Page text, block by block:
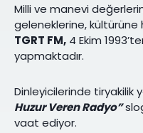
Milli ve manevi
geleneklerine,
TGRT FM, 4 Ekim
yapmaktadır.
Dinleyicilerinde tiryakilik
Huzur Veren Radyo”
vaat ediyor.